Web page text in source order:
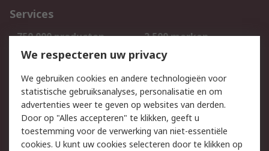
Services
750.000 producten
2.500 merken
Bestellen
Inkoopoplossingen
Track & Trace
Wettelijk
Cookiebeleid
Email veiligheid
We respecteren uw privacy
We gebruiken cookies en andere technologieën voor
statistische gebruiksanalyses, personalisatie en om
advertenties weer te geven op websites van derden.
Door op "Alles accepteren" te klikken, geeft u
toestemming voor de verwerking van niet-essentiële
cookies. U kunt uw cookies selecteren door te klikken op